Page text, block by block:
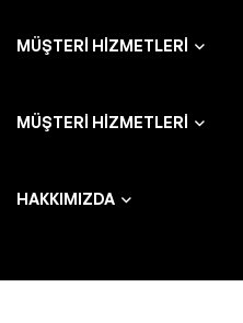
MÜŞTERI HIZMETLERI
MÜŞTERI HIZMETLERI
HAKKIMIZDA